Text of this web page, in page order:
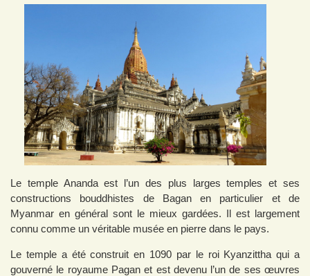
Le temple Ananda est l’un des plus larges temples et ses
constructions bouddhistes de Bagan en particulier et de
Myanmar en général sont le mieux gardées. Il est largement
connu comme un véritable musée en pierre dans le pays.
Le temple a été construit en 1090 par le roi Kyanzittha qui a
gouverné le royaume Pagan et est devenu l’un de ses œuvres